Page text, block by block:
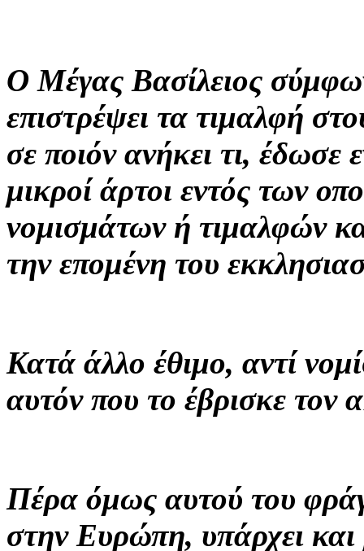
Ο Μέγας Βασίλειος
επιστρέψει τα τιμαλφή
σε ποιόν ανήκει τι,
μικροί άρτοι εντός των
νομισμάτων ή τιμαλφών
την επομένη του
Κατά άλλο έθιμο, αντί
αυτόν που το έβρισκε τον
Πέρα όμως αυτού του
στην Ευρώπη, υπάρχει